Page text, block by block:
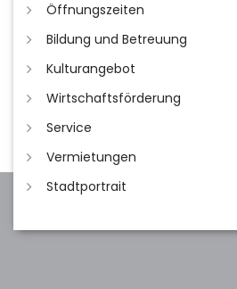
Öffnungszeiten
Bildung und Betreuung
Kulturangebot
Wirtschaftsförderung
Service
Vermietungen
Stadtportrait